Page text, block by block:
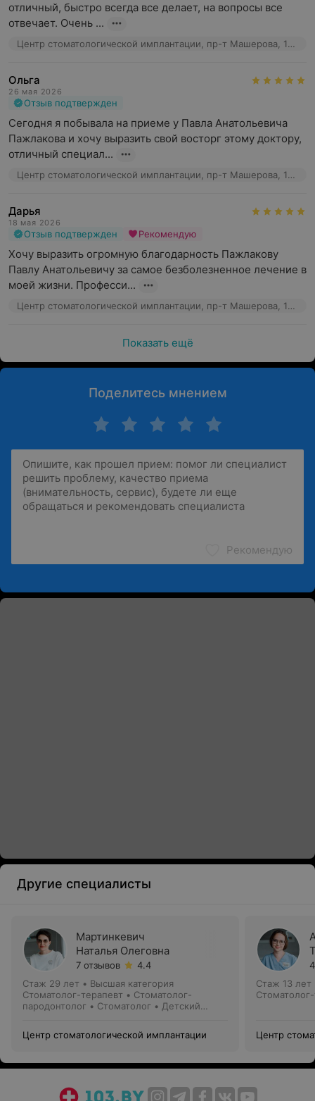
отличный, быстро всегда все делает, на вопросы все
отвечает. Очень ...
Центр стоматологической имплантации, пр-т Машерова, 17к2
Ольга
26 мая 2026
Отзыв подтвержден
Сегодня я побывала на приеме у Павла Анатольевича
Пажлакова и хочу выразить свой восторг этому доктору,
отличный специал...
Центр стоматологической имплантации, пр-т Машерова, 17к2
Дарья
18 мая 2026
Отзыв подтвержден Рекомендую
Хочу выразить огромную благодарность Пажлакову
Павлу Анатольевичу за самое безболезненное лечение в
моей жизни. Професси...
Центр стоматологической имплантации, пр-т Машерова, 17к2
Показать ещё
Поделитесь мнением
Рекомендую
Другие специалисты
Мартинкевич
Наталья Олеговна
7 отзывов
4.4
Стаж 29 лет • Высшая категория
Стоматолог-терапевт • Стоматолог-
пародонтолог • Стоматолог • Детский
Центр стоматологической имплантации
Стаж 13 лет
Центр